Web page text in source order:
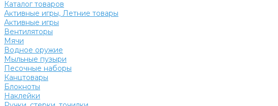
Каталог товаров
Активные игры, Летние товары
Активные игры
Вентиляторы
Мячи
Водное оружие
Мыльные пузыри
Песочные наборы
Канцтовары
Блокноты
Наклейки